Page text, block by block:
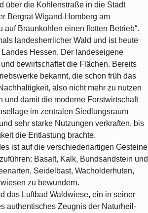
über die Kohlenstraße in die Stadt
Bergrat Wigand-Homberg am
auf Braunkohlen einen flotten Betrieb“.
landesherrlicher Wald und ist heute
Hessen. Der landeseigene
bewirtschaftet die Flächen. Bereits
bekannt, die schon früh das
also nicht mehr zu nutzen
und damit die moderne Forstwirtschaft
im zentralen Siedlungsraum
sehr starke Nutzungen verkraften, bis
die Entlastung brachte.
ist auf die verschiedenartigen Gesteine
Basalt, Kalk, Bundsandstein und
Seidelbast, Wacholderhuten,
zu bewundern.
das Luftbad Waldwiese, ein in seiner
authentisches Zeugnis der Naturheil-